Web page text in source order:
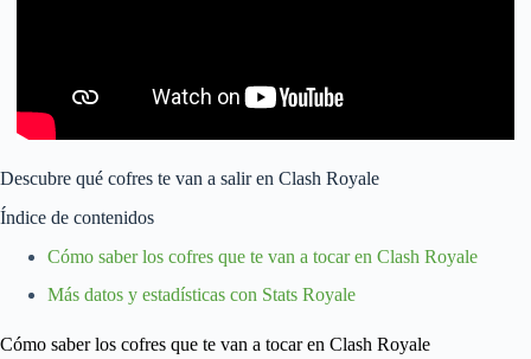
Descubre qué cofres te van a salir en Clash Royale
Índice de contenidos
Cómo saber los cofres que te van a tocar en Clash Royale
Más datos y estadísticas con Stats Royale
Cómo saber los cofres que te van a tocar en Clash Royale